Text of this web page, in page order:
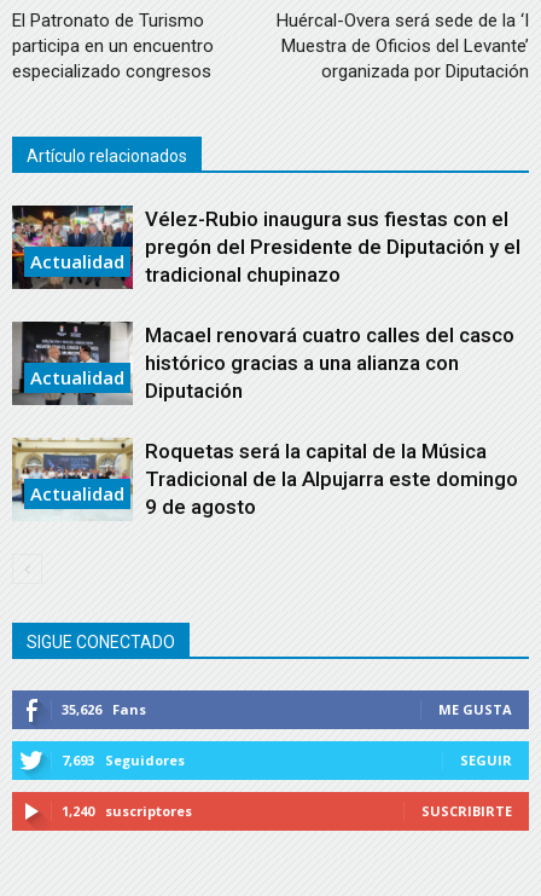
El Patronato de Turismo
participa en un encuentro
especializado congresos
Huércal-Overa será sede de la ‘I
Muestra de Oficios del Levante’
organizada por Diputación
Artículo relacionados
Actualidad
Vélez-Rubio inaugura sus fiestas con el
pregón del Presidente de Diputación y el
tradicional chupinazo
Actualidad
Macael renovará cuatro calles del casco
histórico gracias a una alianza con
Diputación
Actualidad
Roquetas será la capital de la Música
Tradicional de la Alpujarra este domingo
9 de agosto
SIGUE CONECTADO
35,626 Fans ME GUSTA
7,693 Seguidores SEGUIR
1,240 suscriptores SUSCRIBIRTE